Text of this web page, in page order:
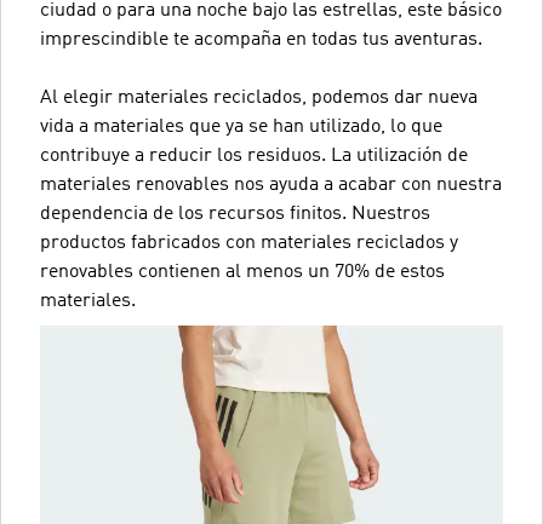
ciudad o para una noche bajo las estrellas, este básico
imprescindible te acompaña en todas tus aventuras.
Al elegir materiales reciclados, podemos dar nueva
vida a materiales que ya se han utilizado, lo que
contribuye a reducir los residuos. La utilización de
materiales renovables nos ayuda a acabar con nuestra
dependencia de los recursos finitos. Nuestros
productos fabricados con materiales reciclados y
renovables contienen al menos un 70% de estos
materiales.